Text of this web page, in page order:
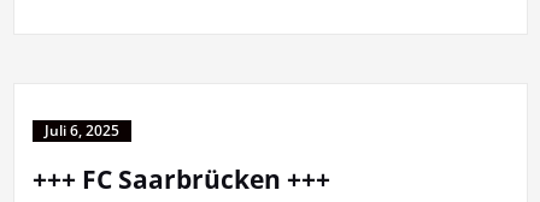
Juli 6, 2025
+++ FC Saarbrücken +++